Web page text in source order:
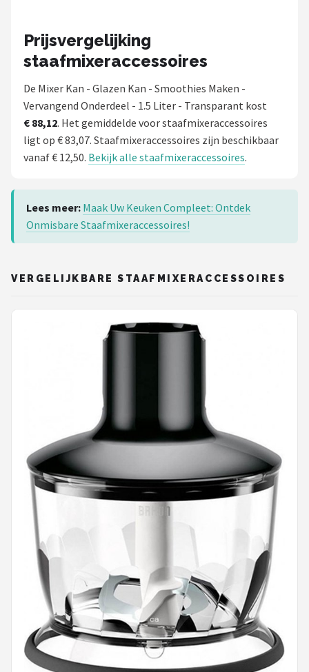
Prijsvergelijking
staafmixeraccessoires
De Mixer Kan - Glazen Kan - Smoothies Maken -
Vervangend Onderdeel - 1.5 Liter - Transparant kost
€ 88,12. Het gemiddelde voor staafmixeraccessoires
ligt op € 83,07. Staafmixeraccessoires zijn beschikbaar
vanaf € 12,50. Bekijk alle staafmixeraccessoires.
Lees meer: Maak Uw Keuken Compleet: Ontdek
Onmisbare Staafmixeraccessoires!
VERGELIJKBARE STAAFMIXERACCESSOIRES